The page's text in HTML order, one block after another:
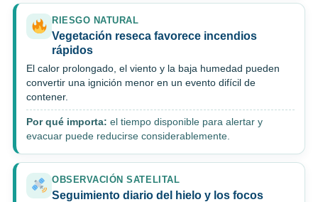
RIESGO NATURAL
Vegetación reseca favorece incendios
rápidos
El calor prolongado, el viento y la baja humedad pueden
convertir una ignición menor en un evento difícil de
contener.
Por qué importa: el tiempo disponible para alertar y
evacuar puede reducirse considerablemente.
OBSERVACIÓN SATELITAL
Seguimiento diario del hielo y los focos